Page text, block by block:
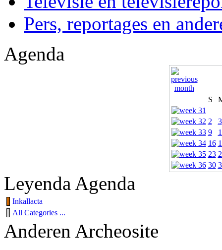
Pers, reportages en
Agenda
S
2
3
9
16
23
30
Leyenda Agenda
Inkallacta
All Categories ...
Anderen Archeosite